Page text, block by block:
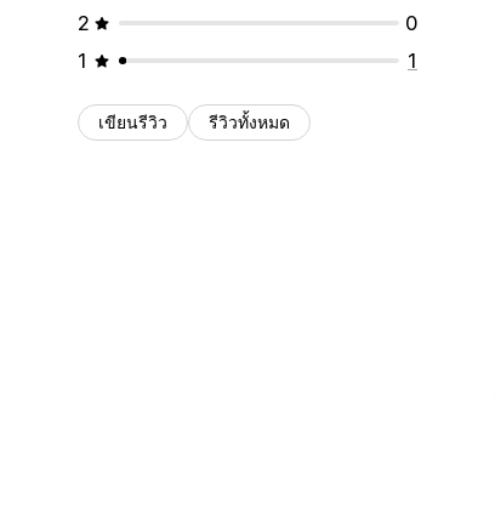
2
0
1
1
เขียนรีวิว รีวิวทั้งหมด